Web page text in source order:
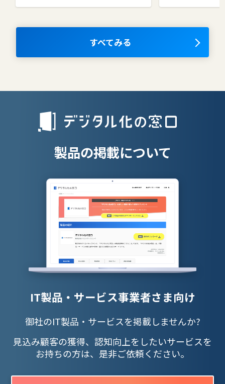
コラボレーションツール
ナレッジマネジメントツール
タレントマ
OKRツール
授業支援シス
すべてみる
製品の掲載について
IT製品・サービス事業者さま向け
御社のIT製品・サービスを掲載しませんか?
見込み顧客の獲得、認知向上をしたいサービスを
お持ちの方は、是非ご依頼ください。